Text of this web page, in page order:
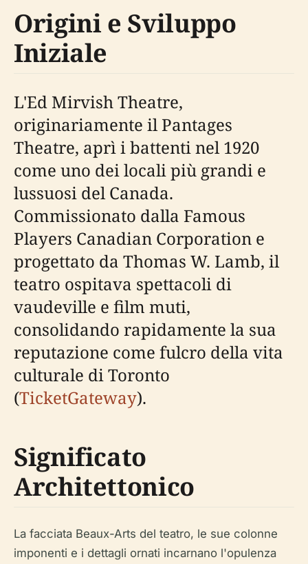
Origini e Sviluppo
Iniziale
L'Ed Mirvish Theatre,
originariamente il Pantages
Theatre, aprì i battenti nel 1920
come uno dei locali più grandi e
lussuosi del Canada.
Commissionato dalla Famous
Players Canadian Corporation e
progettato da Thomas W. Lamb, il
teatro ospitava spettacoli di
vaudeville e film muti,
consolidando rapidamente la sua
reputazione come fulcro della vita
culturale di Toronto
(TicketGateway).
Significato
Architettonico
La facciata Beaux-Arts del teatro, le sue colonne
imponenti e i dettagli ornati incarnano l'opulenza